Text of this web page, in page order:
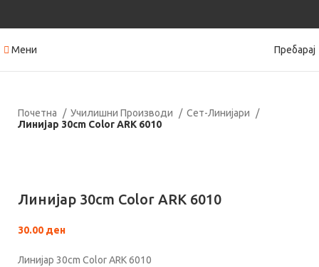
Мени Пребарај
Почетна Училишни Производи
Сет-Линијари
Линијар 30cm Color ARK 6010
Линијар 30cm Color ARK 6010
30.00 ден
Линијар 30cm Color ARK 6010